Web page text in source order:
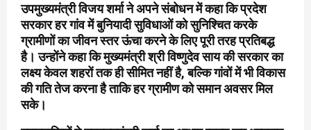
उपमुख्यमंत्री विजय शर्मा ने अपने संबोधन में कहा कि प्रदेश
सरकार हर गांव में बुनियादी सुविधाओं को सुनिश्चित करके
ग्रामीणों का जीवन स्तर ऊंचा करने के लिए पूरी तरह प्रतिबद्ध
है। उन्होंने कहा कि मुख्यमंत्री श्री विष्णुदेव साय की सरकार का
लक्ष्य केवल शहरों तक ही सीमित नहीं है, बल्कि गांवों में भी विकास
की गति तेज करना है ताकि हर ग्रामीण को समान अवसर मिल
सके।